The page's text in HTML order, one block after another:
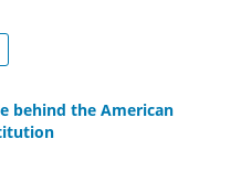
behind the American